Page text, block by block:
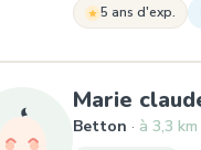
5 ans d'exp.
Marie
Betton à 3,3